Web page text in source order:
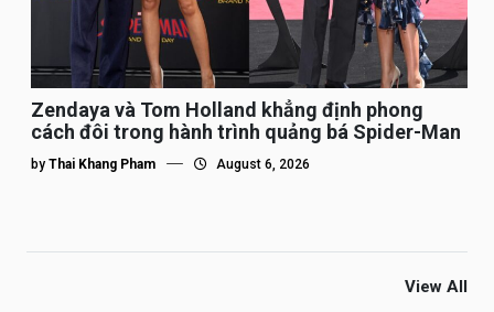
Zendaya và Tom Holland khẳng định phong
cách đôi trong hành trình quảng bá Spider-Man
by Thai Khang Pham August 6, 2026
View All